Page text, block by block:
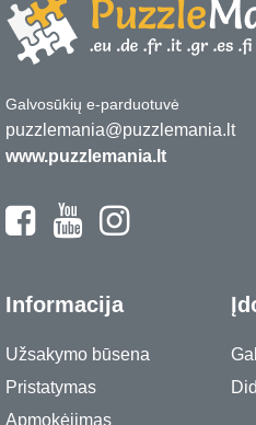
Galvosūkių e-parduotuvė
puzzlemania@puzzlemania.lt
www.puzzlemania.lt
Informacija
Užsakymo būsena
Pristatymas
Apmokėjimas